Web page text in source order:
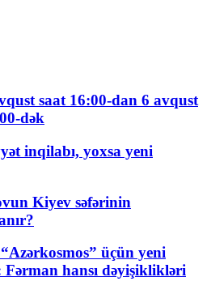
saat 16:00-dan 6 avqust
dək
inqilabı, yoxsa yeni
Kiyev səfərinin
üçün yeni
Fərman hansı dəyişiklikləri